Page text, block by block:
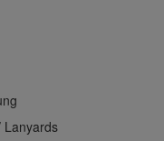
Lanyards